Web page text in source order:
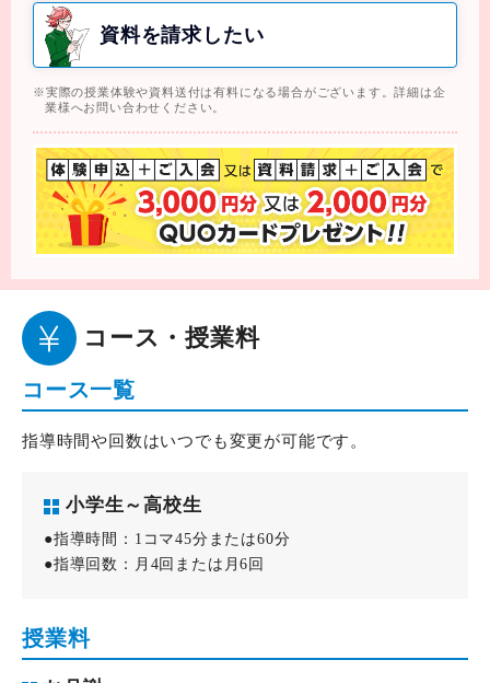
資料を請求したい
実際の授業体験や資料送付は有料になる場合がございます。詳細は企
業様へお問い合わせください。
コース・授業料
コース一覧
指導時間や回数はいつでも変更が可能です。
小学生～高校生
●指導時間：1コマ45分または60分
●指導回数：月4回または月6回
授業料